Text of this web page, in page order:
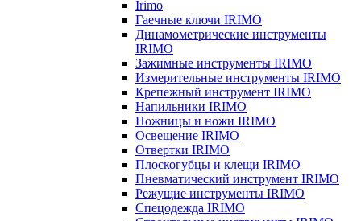
Irimo
Гаечные ключи IRIMO
Динамометрические инструменты
IRIMO
Зажимные инструменты IRIMO
Измерительные инструменты IRIMO
Крепежный инструмент IRIMO
Напильники IRIMO
Ножницы и ножи IRIMO
Освещение IRIMO
Отвертки IRIMO
Плоскогубцы и клещи IRIMO
Пневматический инструмент IRIMO
Режущие инструменты IRIMO
Спецодежда IRIMO